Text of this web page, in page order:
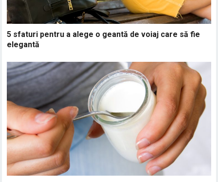
5 sfaturi pentru a alege o geantă de voiaj care să fie
elegantă